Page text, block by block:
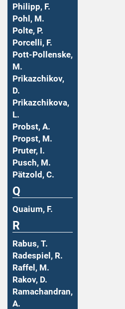
Philipp, F.
Pohl, M.
Polte, P.
Porcelli, F.
Pott-Pollenske,
M.
Prikazchikov,
D.
Prikazchikova,
L.
Probst, A.
Propst, M.
Pruter, I.
Pusch, M.
Pätzold, C.
Q
Quaium, F.
R
Rabus, T.
Radespiel, R.
Raffel, M.
Rakov, D.
Ramachandran,
A.